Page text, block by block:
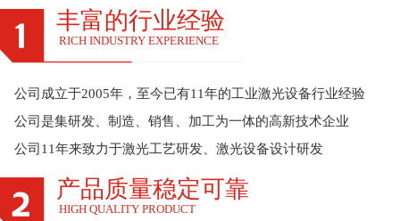
丰富的行业经验
RICH INDUSTRY EXPERIENCE
公司成立于2005年，至今已有11年的工业激光设备行业经验
公司是集研发、制造、销售、加工为一体的高新技术企业
公司11年来致力于激光工艺研发、激光设备设计研发
产品质量稳定可靠
HIGH QUALITY PRODUCT